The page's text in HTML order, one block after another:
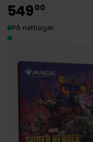
54900
På nettlager